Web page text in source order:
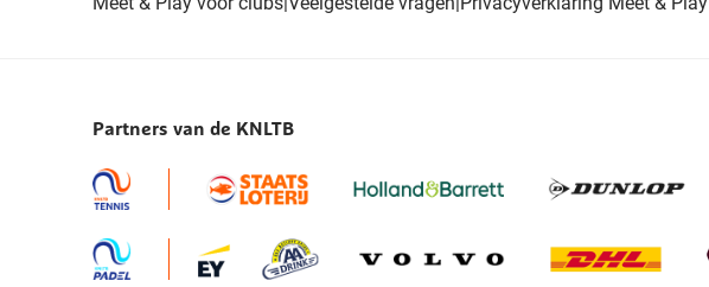
Partners van de KNLTB